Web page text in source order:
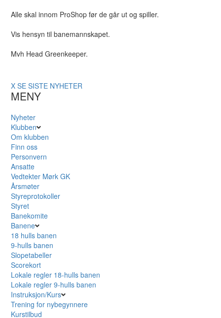
Alle skal innom ProShop før de går ut og spiller.
Vis hensyn til banemannskapet.
Mvh Head Greenkeeper.
X SE SISTE NYHETER
MENY
Nyheter
Klubben
Om klubben
Finn oss
Personvern
Ansatte
Vedtekter Mørk GK
Årsmøter
Styreprotokoller
Styret
Banekomite
Banene
18 hulls banen
9-hulls banen
Slopetabeller
Scorekort
Lokale regler 18-hulls banen
Lokale regler 9-hulls banen
Instruksjon/Kurs
Trening for nybegynnere
Kurstilbud